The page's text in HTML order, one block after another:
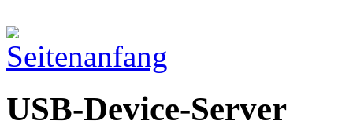
USB-Device-Server